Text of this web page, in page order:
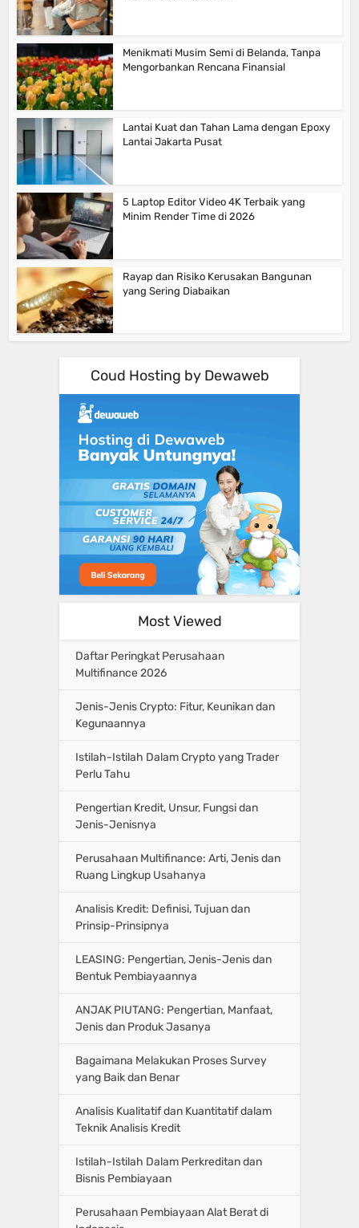
Menikmati Musim Semi di Belanda, Tanpa
Mengorbankan Rencana Finansial
Lantai Kuat dan Tahan Lama dengan Epoxy
Lantai Jakarta Pusat
5 Laptop Editor Video 4K Terbaik yang
Minim Render Time di 2026
Rayap dan Risiko Kerusakan Bangunan
yang Sering Diabaikan
Coud Hosting by Dewaweb
Most Viewed
Daftar Peringkat Perusahaan
Multifinance 2026
Jenis-Jenis Crypto: Fitur, Keunikan dan
Kegunaannya
Istilah-Istilah Dalam Crypto yang Trader
Perlu Tahu
Pengertian Kredit, Unsur, Fungsi dan
Jenis-Jenisnya
Perusahaan Multifinance: Arti, Jenis dan
Ruang Lingkup Usahanya
Analisis Kredit: Definisi, Tujuan dan
Prinsip-Prinsipnya
LEASING: Pengertian, Jenis-Jenis dan
Bentuk Pembiayaannya
ANJAK PIUTANG: Pengertian, Manfaat,
Jenis dan Produk Jasanya
Bagaimana Melakukan Proses Survey
yang Baik dan Benar
Analisis Kualitatif dan Kuantitatif dalam
Teknik Analisis Kredit
Istilah-Istilah Dalam Perkreditan dan
Bisnis Pembiayaan
Perusahaan Pembiayaan Alat Berat di